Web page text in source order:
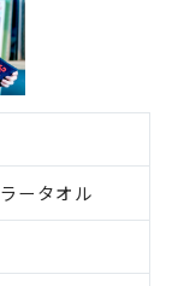
ータオル